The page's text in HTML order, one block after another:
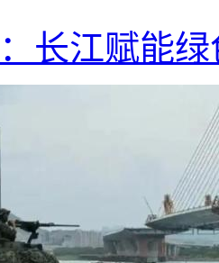
长江赋能